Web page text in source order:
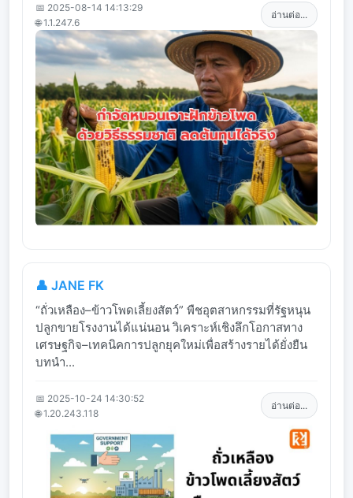
📅 2025-08-14 14:13:29
🌐 1.1.247.6
อ่านต่อ...
👤 JANE FK
“ถั่วเหลือง–ข้าวโพดเลี้ยงสัตว์” พืชอุตสาหกรรมที่รัฐหนุน
ปลูกขายโรงงานได้แน่นอน วิเคราะห์เชิงลึกโอกาสทาง
เศรษฐกิจ–เทคนิคการปลูกยุคใหม่เพื่อสร้างรายได้ยั่งยืน
บทนำ...
📅 2025-10-24 14:30:52
🌐 1.20.243.118
อ่านต่อ...